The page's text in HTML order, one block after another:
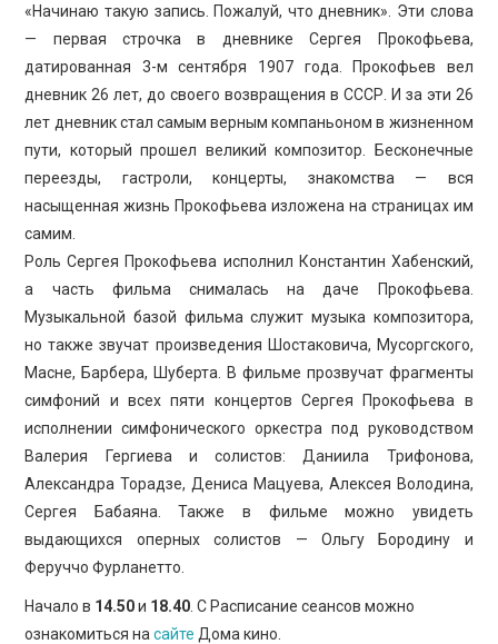
«Начинаю такую запись. Пожалуй, что дневник». Эти слова
— первая строчка в дневнике Сергея Прокофьева,
датированная 3-м сентября 1907 года. Прокофьев вел
дневник 26 лет, до своего возвращения в СССР. И за эти 26
лет дневник стал самым верным компаньоном в жизненном
пути, который прошел великий композитор. Бесконечные
переезды, гастроли, концерты, знакомства — вся
насыщенная жизнь Прокофьева изложена на страницах им
самим.
Роль Сергея Прокофьева исполнил Константин Хабенский,
а часть фильма снималась на даче Прокофьева.
Музыкальной базой фильма служит музыка композитора,
но также звучат произведения Шостаковича, Мусоргского,
Масне, Барбера, Шуберта. В фильме прозвучат фрагменты
симфоний и всех пяти концертов Сергея Прокофьева в
исполнении симфонического оркестра под руководством
Валерия Гергиева и солистов: Даниила Трифонова,
Александра Торадзе, Дениса Мацуева, Алексея Володина,
Сергея Бабаяна. Также в фильме можно увидеть
выдающихся оперных солистов — Ольгу Бородину и
Феруччо Фурланетто.
Начало в 14.50и 18.40 . С Расписание сеансов можно
ознакомиться насайте Дома кино.